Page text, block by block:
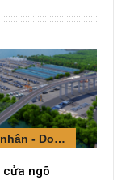
Doanh nhân - Doanh nghiệp
cửa ngõ